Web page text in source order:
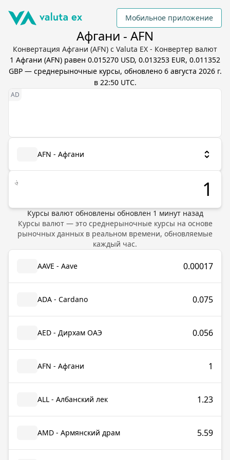
Мобильное приложение
Афгани - AFN
Конвертация Афгани (AFN) с Valuta EX - Конвертер валют
1 Афгани (AFN) равен 0.015270 USD, 0.013253 EUR, 0.011352
GBP— среднерыночные курсы, обновлено 6 августа 2026 г.
в 22:50 UTC.
AFN - Афгани
؋
Курсы валют обновлены обновлен 1 минут назад
Курсы валют — это среднерыночные курсы на основе
рыночных данных в реальном времени, обновляемые
каждый час.
AAVE - Aave 0.00017
ADA - Cardano 0.075
AED - Дирхам ОАЭ 0.056
AFN - Афгани 1
ALL - Албанский лек 1.23
AMD - Армянский драм 5.59